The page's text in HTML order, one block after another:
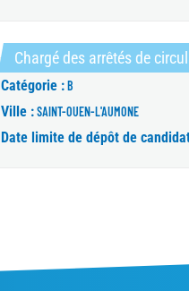
Chargé des arrêtés de
Catégorie : B
Ville : SAINT-OUEN-L'AUMONE
Date limite de dépôt de